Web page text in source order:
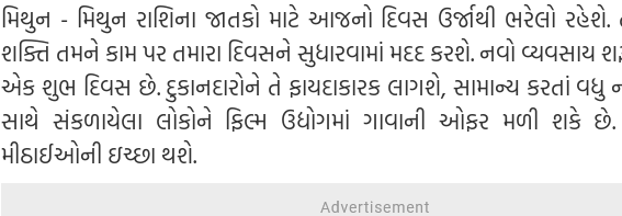
મિથુન - મિથુન રાશિના જાતકો માટે આજનો દિવસ ઉર્જાથી ભરેલો રહેશે.
શક્તિ તમને કામ પર તમારા દિવસને સુધારવામાં મદદ કરશે. નવો વ્યવસાય
એક શુભ દિવસ છે. દુકાનદારોને તે ફાયદાકારક લાગશે, સામાન્ય કરતાં વધુ
સાથે સંકળાયેલા લોકોને ફિલ્મ ઉદ્યોગમાં ગાવાની ઓફર મળી શકે
મીઠાઈઓની ઇચ્છા થશે.